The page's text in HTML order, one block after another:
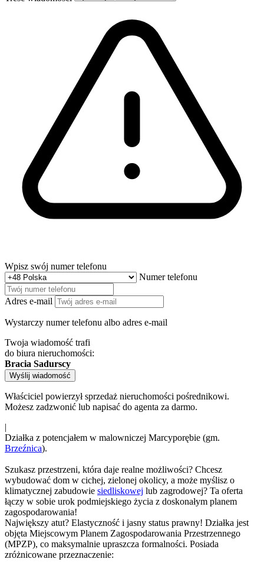
Wpisz swój numer telefonu
Numer telefonu
Adres e-mail
Wystarczy numer telefonu albo adres e-mail
Twoja wiadomość trafi
do biura nieruchomości:
Bracia Sadurscy
Wyślij wiadomość
Właściciel powierzył sprzedaż nieruchomości pośrednikowi.
Możesz zadzwonić lub napisać do agenta za darmo.
|
Działka z potencjałem w malowniczej Marcyporębie (gm.
Brzeźnica).
Szukasz przestrzeni, która daje realne możliwości? Chcesz
wybudować dom w cichej, zielonej okolicy, a może myślisz o
klimatycznej zabudowie siedliskowej lub zagrodowej? Ta oferta
łączy w sobie urok podmiejskiego życia z doskonałym planem
zagospodarowania!
Największy atut? Elastyczność i jasny status prawny! Działka jest
objęta Miejscowym Planem Zagospodarowania Przestrzennego
(MPZP), co maksymalnie upraszcza formalności. Posiada
zróżnicowane przeznaczenie: